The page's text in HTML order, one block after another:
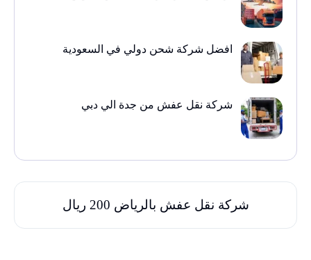
افضل شركة شحن دولي في السعودية
شركة نقل عفش من جدة الي دبي
شركة نقل عفش بالرياض 200 ريال